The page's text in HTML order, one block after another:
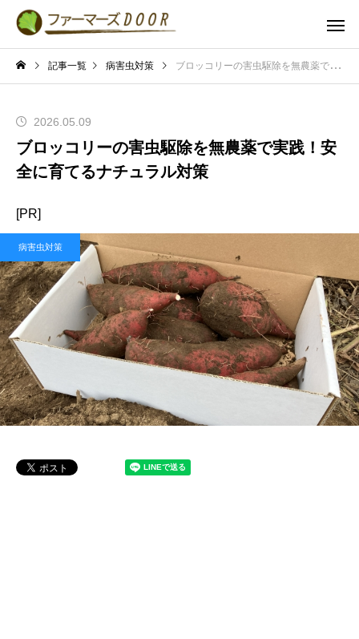
記事一覧 病害虫対策 ブロッコリーの害虫駆除を無農薬で実践！安全に育てるナチュラル対策
2026.05.09
ブロッコリーの害虫駆除を無農薬で実践！安
全に育てるナチュラル対策
[PR]
病害虫対策